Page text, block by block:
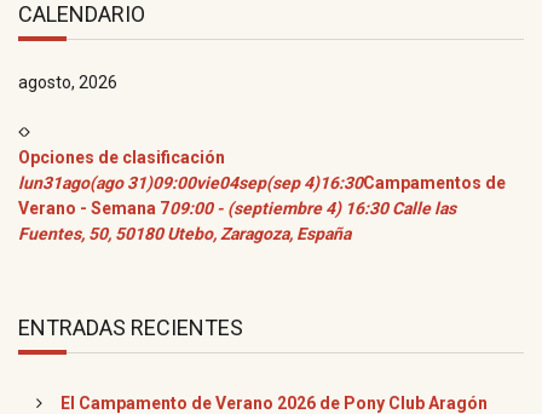
CALENDARIO
agosto, 2026
Opciones de clasificación
lun31ago(ago 31)09:00vie04sep(sep 4)16:30Campamentos de
Verano - Semana 709:00 - (septiembre 4) 16:30 Calle las
Fuentes, 50, 50180 Utebo, Zaragoza, España
ENTRADAS RECIENTES
El Campamento de Verano 2026 de Pony Club Aragón